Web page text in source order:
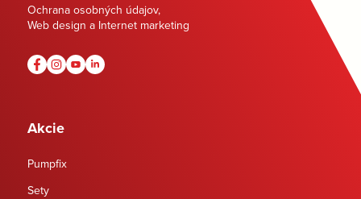
Ochrana osobných údajov,
Web design a Internet marketing
Akcie
Pumpfix
Sety